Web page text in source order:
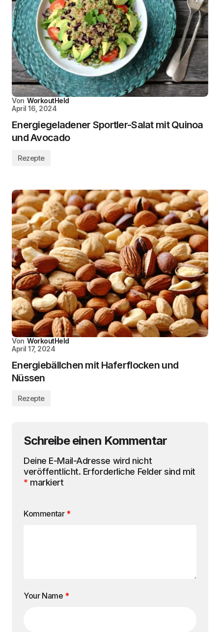
Von WorkoutHeld
April 16, 2024
Energiegeladener Sportler-Salat mit Quinoa
und Avocado
Rezepte
Von WorkoutHeld
April 17, 2024
Energiebällchen mit Haferflocken und
Nüssen
Rezepte
Schreibe einen Kommentar
Deine E-Mail-Adresse wird nicht
veröffentlicht. Erforderliche Felder sind mit
* markiert
Kommentar *
Your Name *